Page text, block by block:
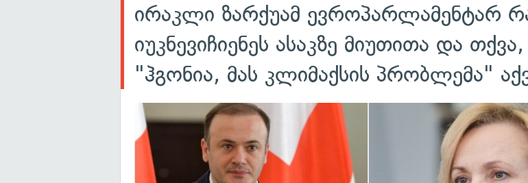
ირაკლი ზარქუამ ევროპარლამენტარ
იუკნევიჩიენეს ასაკზე მიუთითა და
"ჰგონია, მას კლიმაქსის პრობლემა"